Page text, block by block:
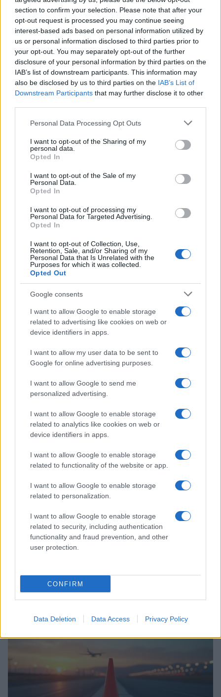
section to confirm your selection. Please note that after your
opt-out request is processed you may continue seeing
interest-based ads based on personal information utilized by
us or personal information disclosed to third parties prior to
your opt-out. You may separately opt-out of the further
disclosure of your personal information by third parties on the
IAB’s list of downstream participants. This information may
also be disclosed by us to third parties on the IAB’s List of
Downstream Participants that may further disclose it to other
Please note that this website/app uses one or more Google
not limited to your visit or usage behaviour. You may click to
grant or deny consent to Google and its third-party tags to
use your data for below specified purposes in below Google
consent section.
Personal Data Processing Opt Outs
I want to opt-out of the Sharing of my
personal data.
Opted In
I want to opt-out of the Sale of my
Personal Data.
Opted In
I want to opt-out of processing my
Personal Data for Targeted Advertising.
Opted In
I want to opt-out of Collection, Use,
Retention, Sale, and/or Sharing of my
Personal Data that Is Unrelated with the
Purposes for which it was collected.
Opted Out
Google consents
I want to allow Google to enable storage
related to advertising like cookies on web or
device identifiers in apps.
I want to allow my user data to be sent to
Google for online advertising purposes.
I want to allow Google to send me
personalized advertising.
I want to allow Google to enable storage
related to analytics like cookies on web or
device identifiers in apps.
I want to allow Google to enable storage
related to functionality of the website or app.
I want to allow Google to enable storage
related to personalization.
I want to allow Google to enable storage
related to security, including authentication
functionality and fraud prevention, and other
user protection.
CONFIRM
Data Deletion Data Access Privacy Policy
tanto el corazón como la mente. Ya sea que
busques relajación en familia, aventura o una
inmersión en una cultura rica y variada, Lesbos
tiene algo verdaderamente único para ofrecerte.
Prepárate para disfrutar de la magia de esta
tierra encantada, donde cada visita deja una
huella imborrable. ¿Te animas a descubrirla?
«`
AUTOR
Staff
Sigue leyendo
Incidente de fuego en la Terminal 2 del aeropuerto
Murtala Muhammed en Lagos
Lucía Marín · 4 Ago 2026
NOTICIAS